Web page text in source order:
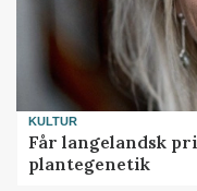
KULTUR
Får langelandsk
plantegenetik